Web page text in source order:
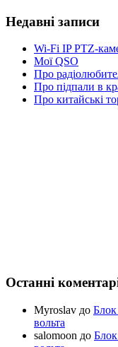
Недавні записи
Wi-Fi IP PTZ-
Мої QSO
Про
Про підпали в
Про китайські
Останні
Myroslav до
вольта
salomoon до